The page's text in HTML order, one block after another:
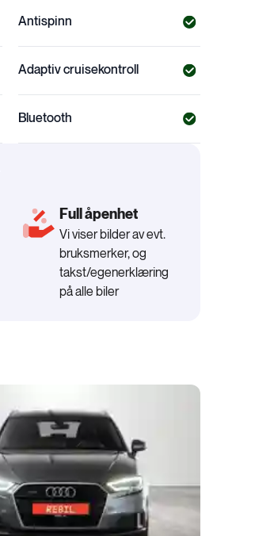
Antispinn
Adaptiv cruisekontroll
Bluetooth
Full åpenhet
Vi viser bilder av evt.
bruksmerker, og
takst/egenerklæring
på alle biler